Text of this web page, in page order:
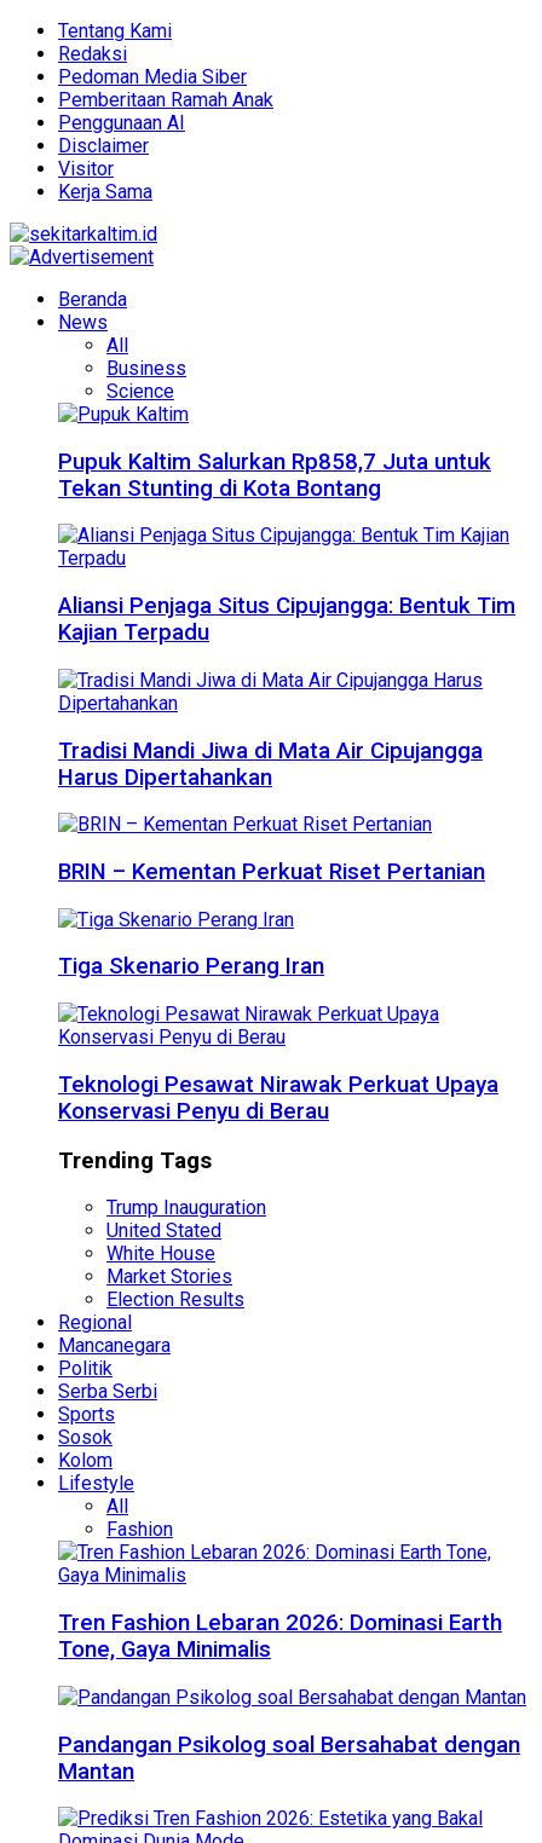
Tentang Kami
Redaksi
Pedoman Media Siber
Pemberitaan Ramah Anak
Penggunaan AI
Disclaimer
Visitor
Kerja Sama
Beranda
News
All
Business
Science
Pupuk Kaltim Salurkan Rp858,7 Juta untuk
Tekan Stunting di Kota Bontang
Aliansi Penjaga Situs Cipujangga: Bentuk Tim
Kajian Terpadu
Tradisi Mandi Jiwa di Mata Air Cipujangga
Harus Dipertahankan
BRIN – Kementan Perkuat Riset Pertanian
Tiga Skenario Perang Iran
Teknologi Pesawat Nirawak Perkuat Upaya
Konservasi Penyu di Berau
Trending Tags
Trump Inauguration
United Stated
White House
Market Stories
Election Results
Regional
Mancanegara
Politik
Serba Serbi
Sports
Sosok
Kolom
Lifestyle
All
Fashion
Tren Fashion Lebaran 2026: Dominasi Earth
Tone, Gaya Minimalis
Pandangan Psikolog soal Bersahabat dengan
Mantan